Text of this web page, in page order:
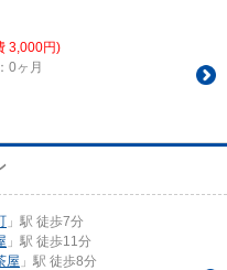
3,000円)
0ヶ月
」駅 徒歩7分
」駅 徒歩11分
屋 」駅 徒歩8分